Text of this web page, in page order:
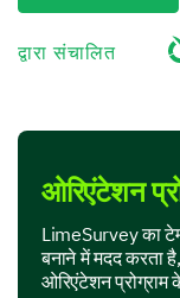
The
The
Performance
Your
presenter's
your input.
द्वारा संचालित
ओरिएंटेशन
LimeSurvey का
बनाने में मदद करता
ओरिएंटेशन प्रोग्राम